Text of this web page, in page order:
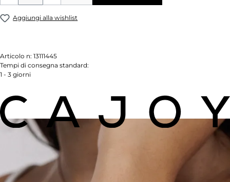
Aggiungi alla wishlist
Articolo n: 13111445
Tempi di consegna standard:
1 - 3 giorni